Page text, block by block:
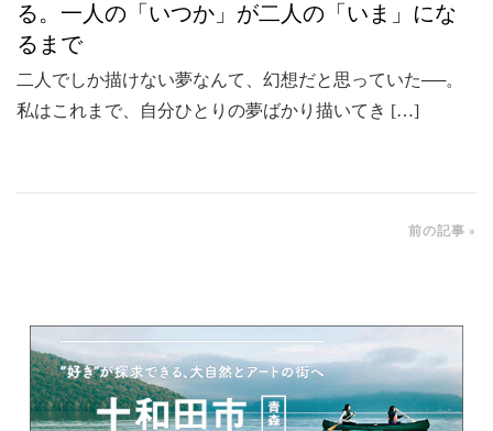
る。一人の「いつか」が二人の「いま」にな
るまで
二人でしか描けない夢なんて、幻想だと思っていた──。
私はこれまで、自分ひとりの夢ばかり描いてき […]
前の記事 »